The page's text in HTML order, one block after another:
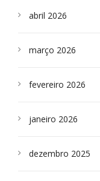
abril 2026
março 2026
fevereiro 2026
janeiro 2026
dezembro 2025